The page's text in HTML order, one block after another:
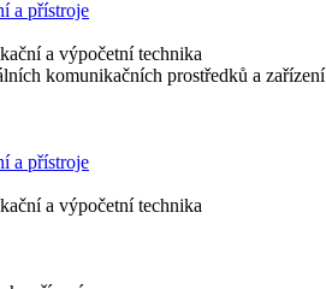
a přístroje
a výpočetní technika
komunikačních prostředků a zařízení
a přístroje
a výpočetní technika